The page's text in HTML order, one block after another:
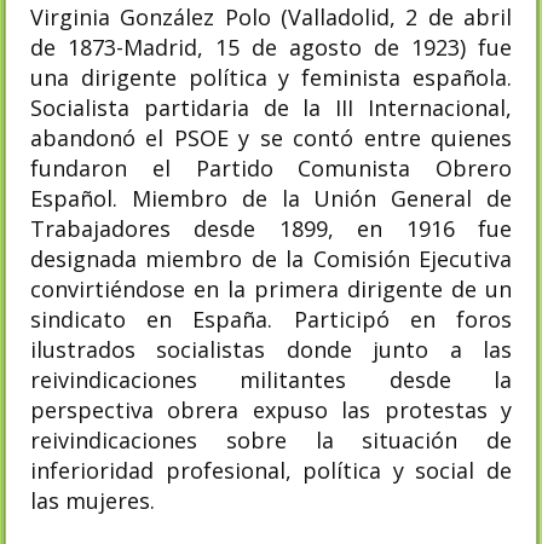
Virginia González Polo (Valladolid, 2 de abril
de 1873-Madrid, 15 de agosto de 1923) fue
una dirigente política y feminista española.
Socialista partidaria de la III Internacional,
abandonó el PSOE y se contó entre quienes
fundaron el Partido Comunista Obrero
Español. Miembro de la Unión General de
Trabajadores desde 1899, en 1916 fue
designada miembro de la Comisión Ejecutiva
convirtiéndose en la primera dirigente de un
sindicato en España. Participó en foros
ilustrados socialistas donde junto a las
reivindicaciones militantes desde la
perspectiva obrera expuso las protestas y
reivindicaciones sobre la situación de
inferioridad profesional, política y social de
las mujeres.